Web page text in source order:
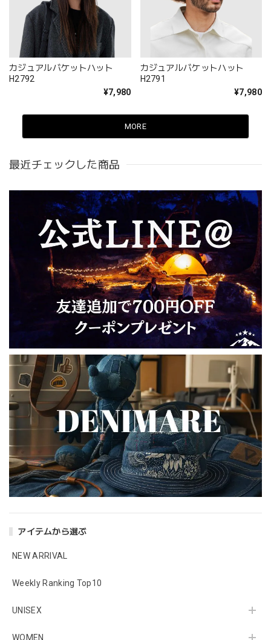
アイテムから選ぶ
NEW ARRIVAL
Weekly Ranking Top10
UNISEX
WOMEN
カジュアルバケットハット
H2792
¥7,980
カジュアルバケットハット
H2791
¥7,980
MORE
最近チェックした商品